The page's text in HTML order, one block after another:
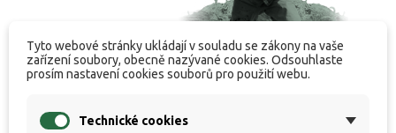
Tyto webové stránky ukládají v souladu se zákony na vaše
zařízení soubory, obecně nazývané cookies. Odsouhlaste
prosím nastavení cookies souborů pro použití webu.
Technické cookies